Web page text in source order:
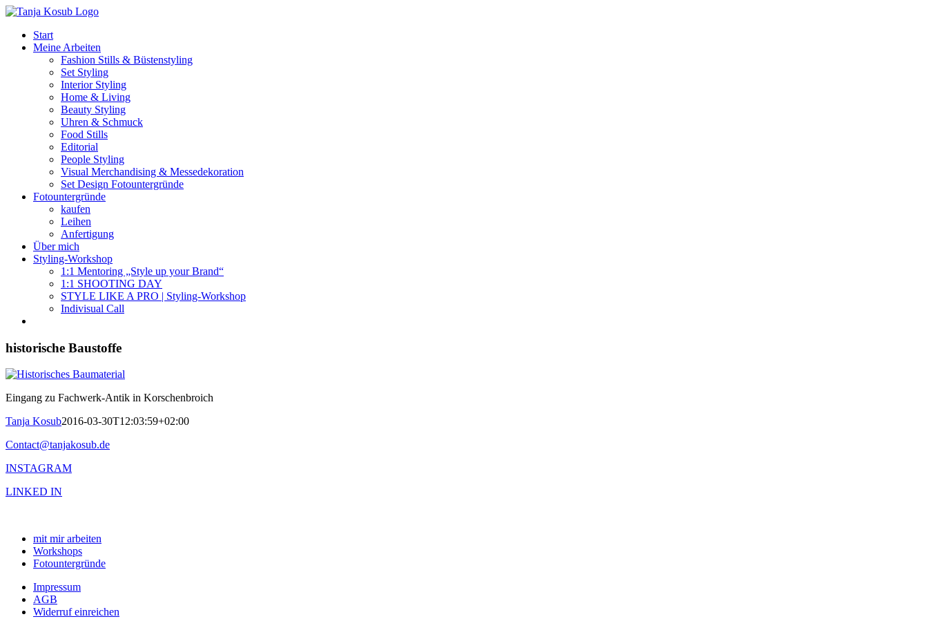
Zum
springenStart
Meine Arbeiten
Fashion Stills & Büstenstyling
Set Styling
Interior Styling
Home & Living
Beauty Styling
Uhren & Schmuck
Food Stills
Editorial
People Styling
Visual Merchandising & Messedekoration
Set Design Fotountergründe
Fotountergründe
kaufen
Leihen
Anfertigung
Über mich
Styling-Workshop
1:1 Mentoring „Style up your Brand“
1:1 SHOOTING DAY
STYLE LIKE A PRO | Styling-Workshop
Indivisual Call
historische Baustoffe
Eingang zu Fachwerk-Antik in Korschenbroich
Tanja Kosub2016-03-30T12:03:59+02:00
Contact@tanjakosub.de
INSTAGRAM
LINKED IN
mit mir arbeiten
Workshops
Fotountergründe
Impressum
AGB
Widerruf einreichen